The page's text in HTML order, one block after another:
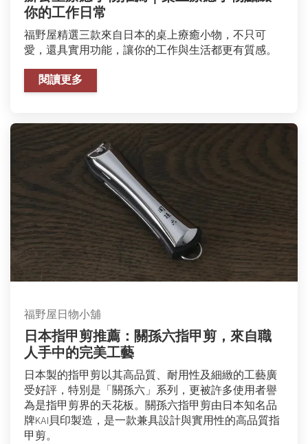
你的工作日常
福野屋精選三款來自日本的桌上療癒小物，不只可
愛，還具實用功能，讓你的工作與生活都更有質感。
閱讀更多
福野屋日物小舖
日本指甲剪推薦：關孫六指甲剪，來自職
人手中的完美工藝
日本製的指甲剪以其高品質、耐用性及細緻的工藝廣
受好評，特別是「關孫六」系列，更被許多使用者譽
為是指甲剪界的天花板。關孫六指甲剪由日本知名品
牌KAI貝印製造，是一款兼具設計與實用性的高品質指
甲剪。